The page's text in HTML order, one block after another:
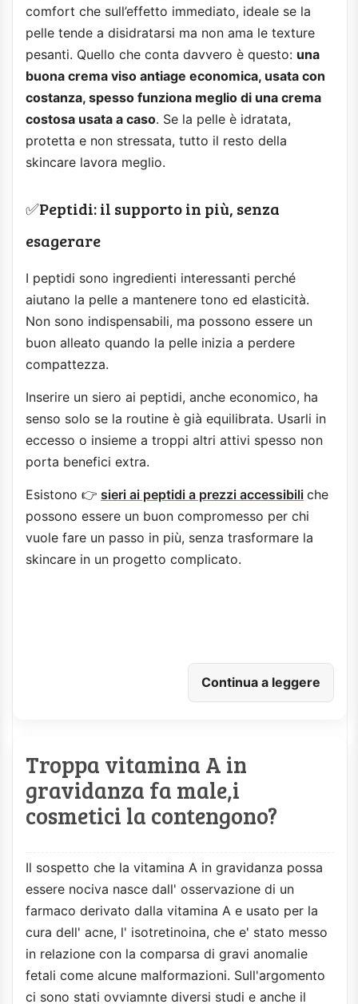
comfort che sull’effetto immediato, ideale se la
pelle tende a disidratarsi ma non ama le texture
pesanti. Quello che conta davvero è questo: una
buona crema viso antiage economica, usata con
costanza, spesso funziona meglio di una crema
costosa usata a caso. Se la pelle è idratata,
protetta e non stressata, tutto il resto della
skincare lavora meglio.
✅Peptidi: il supporto in più, senza
esagerare
I peptidi sono ingredienti interessanti perché
aiutano la pelle a mantenere tono ed elasticità.
Non sono indispensabili, ma possono essere un
buon alleato quando la pelle inizia a perdere
compattezza.
Inserire un siero ai peptidi, anche economico, ha
senso solo se la routine è già equilibrata. Usarli in
eccesso o insieme a troppi altri attivi spesso non
porta benefici extra.
Esistono 👉 sieri ai peptidi a prezzi accessibili che
possono essere un buon compromesso per chi
vuole fare un passo in più, senza trasformare la
skincare in un progetto complicato.
Continua a leggere
Troppa vitamina A in
gravidanza fa male,i
cosmetici la contengono?
Il sospetto che la vitamina A in gravidanza possa
essere nociva nasce dall' osservazione di un
farmaco derivato dalla vitamina A e usato per la
cura dell' acne, l' isotretinoina, che e' stato messo
in relazione con la comparsa di gravi anomalie
fetali come alcune malformazioni. Sull'argomento
ci sono stati ovviamnte diversi studi e anche il